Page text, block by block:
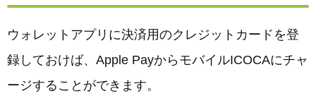
ウォレットアプリに決済用のクレジットカードを登
録しておけば、Apple PayからモバイルICOCAにチャ
ージすることができます。